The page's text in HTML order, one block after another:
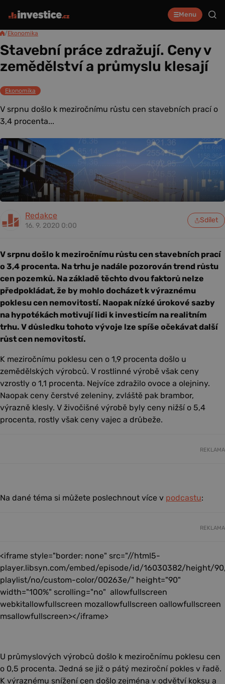
Menu
/Ekonomika
Stavební práce zdražují. Ceny v
zemědělství a průmyslu klesají
Ekonomika
V srpnu došlo k meziročnímu růstu cen stavebních prací o
3,4 procenta...
Redakce
16. 9. 2020 0:00
Sdílet
V srpnu došlo k meziročnímu růstu cen stavebních prací
o 3,4 procenta. Na trhu je nadále pozorován trend růstu
cen pozemků. Na základě těchto dvou faktorů nelze
předpokládat, že by mohlo docházet k výraznému
poklesu cen nemovitostí. Naopak nízké úrokové sazby
na hypotékách motivují lidi k investicím na realitním
trhu. V důsledku tohoto vývoje lze spíše očekávat další
růst cen nemovitostí.
K meziročnímu poklesu cen o 1,9 procenta došlo u
zemědělských výrobců. V rostlinné výrobě však ceny
vzrostly o 1,1 procenta. Nejvíce zdražilo ovoce a olejniny.
Naopak ceny čerstvé zeleniny, zvláště pak brambor,
výrazně klesly. V živočišné výrobě byly ceny nižší o 5,4
procenta, rostly však ceny vajec a drůbeže.
REKLAMA
Na dané téma si můžete poslechnout více v podcastu:
REKLAMA
<iframe style="border: none" src="//html5-
player.libsyn.com/embed/episode/id/16030382/height/
playlist/no/custom-color/00263e/" height="90"
width="100%" scrolling="no" allowfullscreen
webkitallowfullscreen mozallowfullscreen oallowfullscreen
msallowfullscreen></iframe>
U průmyslových výrobců došlo k meziročnímu poklesu cen
o 0,5 procenta. Jedná se již o pátý meziroční pokles v řadě.
K výraznému snížení cen došlo zejména v odvětví koksu a